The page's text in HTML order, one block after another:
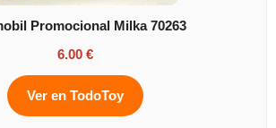
Promocional Milka 70263
6.00 €
Ver en TodoToy